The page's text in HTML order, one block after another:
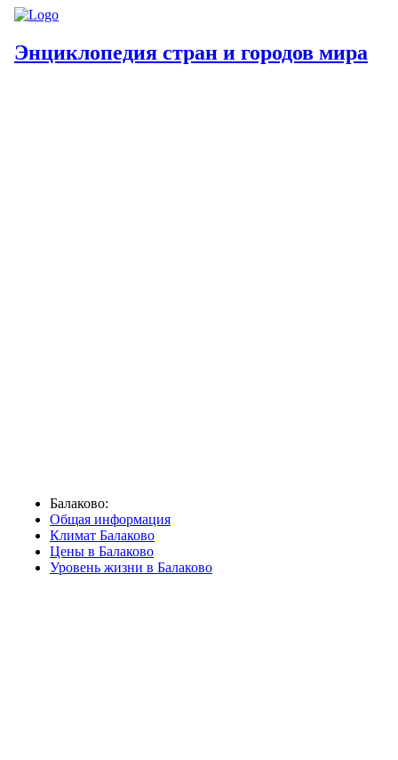
Энциклопедия стран и городов мира
Балаково:
Общая информация
Климат Балаково
Цены в Балаково
Уровень жизни в Балаково